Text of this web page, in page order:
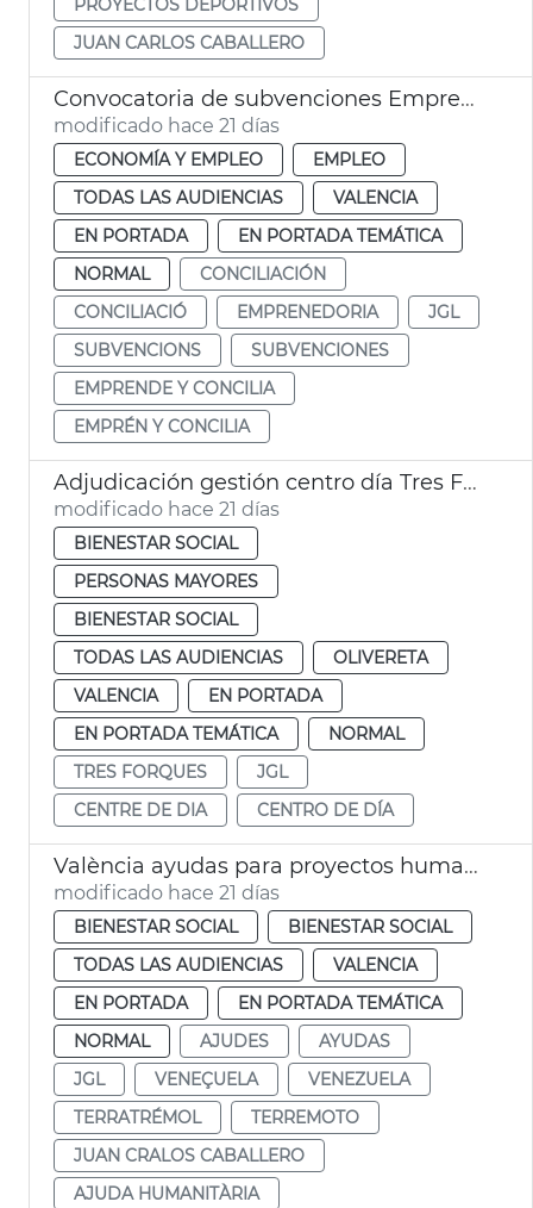
JUAN CARLOS CABALLERO
Convocatoria de subvenciones Emprende y concilia
modificado hace 21 días
ECONOMÍA Y EMPLEO
EMPLEO
TODAS LAS AUDIENCIAS
VALENCIA
EN PORTADA
EN PORTADA TEMÁTICA
NORMAL
CONCILIACIÓN
CONCILIACIÓ
EMPRENEDORIA
JGL
SUBVENCIONS
SUBVENCIONES
EMPRENDE Y CONCILIA
EMPRÉN Y CONCILIA
Adjudicación gestión centro día Tres Forques València
modificado hace 21 días
BIENESTAR SOCIAL
PERSONAS MAYORES
BIENESTAR SOCIAL
TODAS LAS AUDIENCIAS
OLIVERETA
VALENCIA
EN PORTADA
EN PORTADA TEMÁTICA
NORMAL
TRES FORQUES
JGL
CENTRE DE DIA
CENTRO DE DÍA
València ayudas para proyectos humanitarios en Venezuela
modificado hace 21 días
BIENESTAR SOCIAL
BIENESTAR SOCIAL
TODAS LAS AUDIENCIAS
VALENCIA
EN PORTADA
EN PORTADA TEMÁTICA
NORMAL
AJUDES
AYUDAS
JGL
VENEÇUELA
VENEZUELA
TERRATRÉMOL
TERREMOTO
JUAN CRALOS CABALLERO
AJUDA HUMANITÀRIA